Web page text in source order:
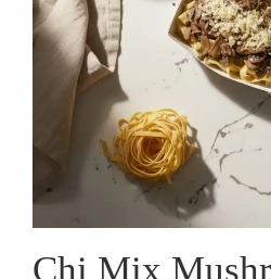
Chi Mix